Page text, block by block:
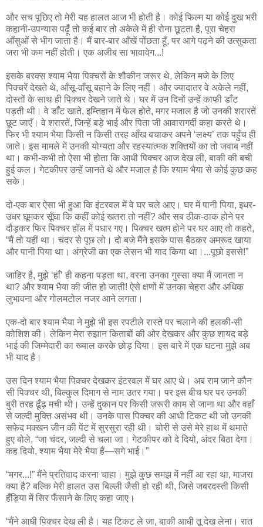
और सच पूछिए तो मेरी यह हालत आज भी होती है। कोई फिल्म या कोई दुख भरी
कहानी-उपन्यास पढ़ूँ तो कई बार तो अकेले में ही रोना छूटता है, पूरा चेहरा
आँसुओं से भीग जाता है। मैं बार-बार आँखें पोंछता हूँ, पर आगे पढ़ने की उत्सुकता
जरा भी कम नहीं होती। एक अजीब सा भावावेग...!
इसके बरक्स श्याम भैया पिक्चरों के शौकीन जरूर थे, लेकिन मजे के लिए
पिक्चरें देखते थे, आँसू-वाँसू बहाने के लिए नहीं। और ज्यादातर वे अकेले नहीं,
दोस्तों के साथ ही पिक्चर देखने जाते थे। घर में उन दिनों उन्हें काफी डाँट
पड़ती थी। वे डाँट खाते, इम्तिहान में फेल होते, मगर मजाल है जो उनकी शरारतें
छूट जाएँ। वे शरारतें, जिन्हें बड़े भाई और पिता जी आवारागर्दी कहा करते थे।
फिर भी श्याम भैया किसी न किसी तरह आँख बचाकर अपने ‘लक्ष्य’ तक पहुँच ही
जाते। इस मामले में उनकी योग्यता और रहस्यात्मक शक्तियों का तो जवाब नहीं
था। कभी-कभी तो ऐसा भी होता कि आधी पिक्चर आज देख ली, बाकी की बची
हुई कल। गेटकीपर उन्हें जानते थे और मजाल है कि श्याम भैया से कोई कुछ कह
सके।
दो-एक बार ऐसा भी हुआ कि इंटरवल में वे घर चले आए। घर में पानी पिया, इधर-
उधर घूमकर सूँघा कि कहीं कोई खतरा तो नहीं? और सब ठीक-ठाक होने पर
दौड़कर फिर पिक्चर हॉल में पधार गए। पिक्चर खत्म होने पर घर आए तो कहते,
“मैं तो यहीं था। चंदर से पूछ लो। दो बजे मैंने इसके पास बैठकर अमरूद खाया
और पानी पिया था। अंग्रेजी का एक लेसन भी याद किया था।...पूछो इससे!”
जाहिर है, मुझे ‘हाँ’ ही कहना पड़ता था, वरना उनका गुस्सा क्या मैं जानता न
था? और श्याम भैया की जीत हो जाती! ऐसे क्षणों में उनका चेहरा और अधिक
लुभावना और गोलमटोल नजर आने लगता।
एक-दो बार श्याम भैया ने मुझे भी इस रपटीले रास्ते पर चलाने की हलकी-सी
कोशिश की। लेकिन मेरा रुझान किताबों की ओर देखकर और कुछ शायद बड़े
भाई की जिम्मेदारी का ख्याल करके छोड़ दिया। इस बारे में एक घटना मुझे अब
भी याद है।
उस दिन श्याम भैया पिक्चर देखकर इंटरवल में घर आए थे। अब राम जाने कौन
सी पिक्चर थी, बिल्कुल दिमाग से नाम उतर गया। पर इस बीच घर पर उनकी
बुरी तरह ढूँढ़ मची थी। उन्हें दुकान पर किसी जरूरी काम से जाना था और वहाँ
से जल्दी मुक्ति असंभव थी। उनके पास पिक्चर की आधी टिकट थी जो उनकी
सफेद मक्खन जीन की पेंट में सुरसुरा रही थी। चोरी से उसे मेरे हाथ में थमाते
हुए बोले, “जा चंदर, जल्दी से चला जा। गेटकीपर को दे दियो, अंदर बिठा देगा।
कह दियो, श्याम भैया मेरे भैया हैं—सगे भाई।”
“मगर...!” मैंने प्रतिवाद करना चाहा। मुझे कुछ समझ में नहीं आ रहा था, माजरा
क्या है? बल्कि मेरी हालत उस बिल्ली जैसी हो रही थी, जिसे जबरदस्ती किसी
हँड़िया में सिर फँसाने के लिए कहा जाए।
“मैंने आधी पिक्चर देख ली है। यह टिकट ले जा, बाकी आधी तू देख लेना। रात